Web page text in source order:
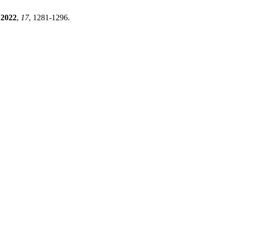
2022, 17, 1281-1296.